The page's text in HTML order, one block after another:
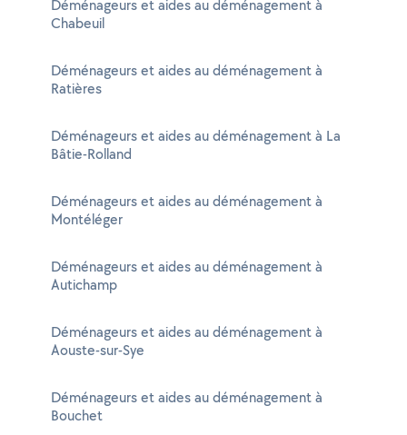
Déménageurs et aides au déménagement à
Chabeuil
Déménageurs et aides au déménagement à
Ratières
Déménageurs et aides au déménagement à La
Bâtie-Rolland
Déménageurs et aides au déménagement à
Montéléger
Déménageurs et aides au déménagement à
Autichamp
Déménageurs et aides au déménagement à
Aouste-sur-Sye
Déménageurs et aides au déménagement à
Bouchet